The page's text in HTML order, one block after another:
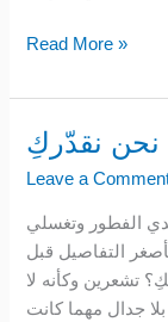
Read More »
نحن نقدّركِ
Leave a
الفطور وتغسلي
التفاصيل قبل
تشعرين وكأنه لا
جدال مهما كانت
نحن